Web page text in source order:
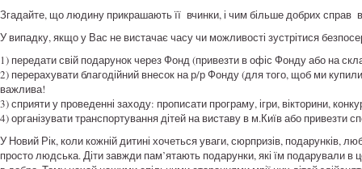
Згадайте, що людину прикрашають її вчинки, і чим більше добрих справ
У випадку, якщо у Вас не вистачає часу чи можливості зустрітися
1) передати свій подарунок через Фонд (привезти в офіс Фонду або на
2) перерахувати благодійний внесок на р/р Фонду (для того, щоб ми
важлива!
3) сприяти у проведенні заходу: прописати програму, ігри, вікторини,
4) організувати транспортування дітей на виставу в м.Київ або привезти
У Новий Рік, коли кожній дитині хочеться уваги, сюрпризів, подарунків,
просто людська. Діти завжди пам’ятають подарунки, які їм подарували